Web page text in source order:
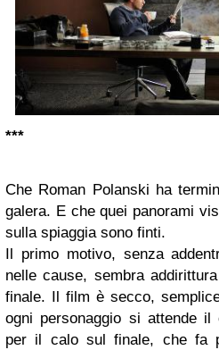
***
Che Roman Polanski ha
galera. E che quei panorami
sulla spiaggia sono finti.
Il primo motivo, senza
nelle cause, sembra
finale. Il film è secco,
ogni personaggio si attende
per il calo sul finale, che fa